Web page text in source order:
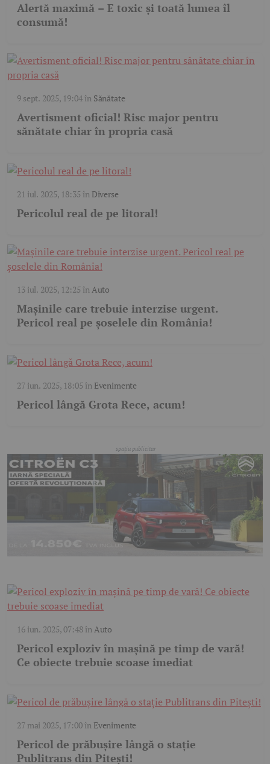
Alertă maximă – E toxic și toată lumea îl
consumă!
9 sept. 2025, 19:04în Sănătate
Avertisment oficial! Risc major pentru
sănătate chiar în propria casă
21 iul. 2025, 18:35 în Diverse
Pericolul real de pe litoral!
13 iul. 2025, 12:25 înAuto
Mașinile care trebuie interzise urgent.
Pericol real pe șoselele din România!
27 iun. 2025, 18:05 în Evenimente
Pericol lângă Grota Rece, acum!
16 iun. 2025, 07:48în Auto
Pericol exploziv în mașină pe timp de vară!
Ce obiecte trebuie scoase imediat
27 mai 2025, 17:00în Evenimente
Pericol de prăbușire lângă o stație
Publitrans din Pitești!